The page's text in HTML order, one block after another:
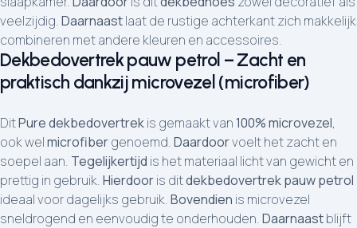
veelzijdig.Daarnaastlaat de rustige achterkant zich makkelijk
combineren met andere kleuren en accessoires.
Dekbedovertrek pauw petrol – Zacht en
praktisch dankzij microvezel (microfiber)
DitPure dekbedovertrekis gemaakt van100% microvezel,
ook welmicrofibergenoemd.Daardoorvoelt het zacht en
soepel aan. Tegelijkertijd is het materiaal licht van gewicht en
prettig in gebruik.Hierdooris ditdekbedovertrek pauw petrol
ideaal voor dagelijks gebruik.Bovendien is microvezel
sneldrogend en eenvoudig te onderhouden.Daarnaastblijft